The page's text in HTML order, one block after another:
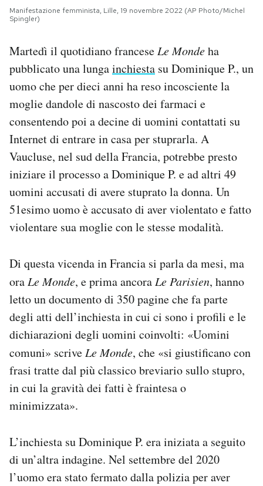
SHOP
CALENDARIO
AREA PERSONALE
Area Personale
Newsletter
Notifiche mobile
Regala il Post
Hai bisogno di aiuto?
Esci
Manifestazione femminista, Lille, 19 novembre 2022 (AP Photo/Michel
Spingler)
Martedì il quotidiano franceseLe Mondeha
pubblicato una lungainchiesta su Dominique P., un
uomo che per dieci anni ha reso incosciente la
moglie dandole di nascosto dei farmaci e
consentendo poi a decine di uomini contattati su
Internet di entrare in casa per stuprarla. A
Vaucluse, nel sud della Francia, potrebbe presto
iniziare il processo a Dominique P. e ad altri 49
uomini accusati di avere stuprato la donna. Un
51esimo uomo è accusato di aver violentato e fatto
violentare sua moglie con le stesse modalità.
Di questa vicenda in Francia si parla da mesi, ma
oraLe Monde, e prima ancoraLe Parisien, hanno
letto un documento di 350 pagine che fa parte
degli atti dell’inchiesta in cui ci sono i profili e le
dichiarazioni degli uomini coinvolti: «Uomini
comuni» scriveLe Monde, che «si giustificano con
frasi tratte dal più classico breviario sullo stupro,
in cui la gravità dei fatti è fraintesa o
minimizzata».
L’inchiesta su Dominique P. era iniziata a seguito
di un’altra indagine. Nel settembre del 2020
l’uomo era stato fermato dalla polizia per aver